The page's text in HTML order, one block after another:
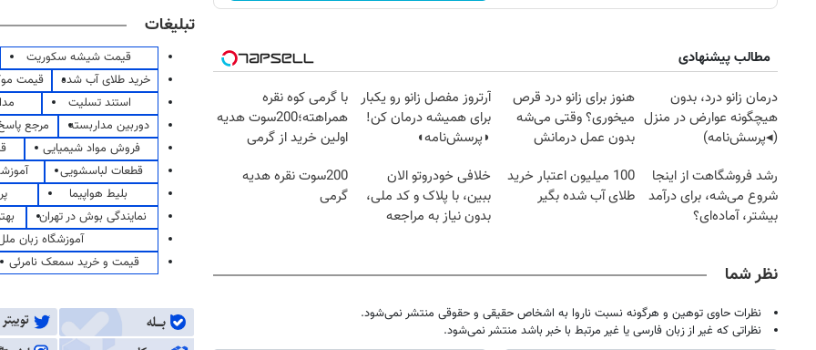
مطالب پیشنهادی
درمان زانو درد، بدون
هیچگونه عوارض در منزل
(◂پرسش‌نامه)
هنوز برای زانو درد قرص
میخوری؟ وقتی می‌شه
بدون عمل درمانش
آرتروز مفصل زانو رو یکبار
برای همیشه درمان کن!
◗پرسش‌نامه◖
با گرمی کوه نقره
همراهته؛200سوت هدیه
اولین خرید از گرمی
رشد فروشگاهت از اینجا
شروع می‌شه، برای درآمد
بیشتر، آماده‌ای؟
100 میلیون اعتبار خرید
طلای آب شده بگیر
خلافی خودروتو الان
ببین، با پلاک و کد ملی،
بدون نیاز به مراجعه
200سوت نقره هدیه
گرمی
نظر شما
نظرات حاوی توهین و هرگونه نسبت ناروا به اشخاص حقیقی و حقوقی منتشر نمی‌شود.
نظراتی که غیر از زبان فارسی یا غیر مرتبط با خبر باشد منتشر نمی‌شود.
تبلیغات
قیمت شیشه سکوریت
خرید طلای آب شده
قیمت
استند تسلیت
دوربین مداربسته
مرجع
فروش مواد شیمیایی
قطعات لباسشویی
بلیط هواپیما
نمایندگی بوش در تهران
آموزشگاه زبان
قیمت و خرید سمعک نامرئی